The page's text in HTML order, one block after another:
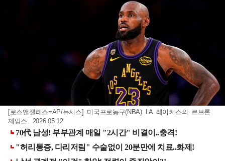
[로스앤젤레스=AP/뉴시스] 미국프로농구(NBA) LA 레이커스의 르브론
제임스. 2026.05.12